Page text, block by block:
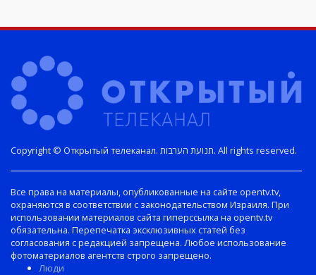
Copyright © Открытый телеканал. תנועת הערבות. All rights reserved.
Все права на материалы, опубликованные на сайте opentv.tv,
охраняются в соответствии с законодательством Израиля. При
использовании материалов сайта гиперссылка на opentv.tv
обязательна. Перепечатка эксклюзивных статей без
согласования с редакцией запрещена. Любое использование
фотоматериалов агентств строго запрещено.
Люди